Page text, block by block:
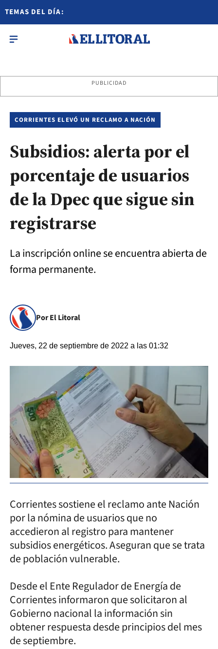
TEMAS DEL DÍA:
PUBLICIDAD
CORRIENTES ELEVÓ UN RECLAMO A NACIÓN
Subsidios: alerta por el
porcentaje de usuarios
de la Dpec que sigue sin
registrarse
La inscripción online se encuentra abierta de
forma permanente.
Por El Litoral
Jueves, 22 de septiembre de 2022 a las 01:32
Corrientes sostiene el reclamo ante Nación
por la nómina de usuarios que no
accedieron al registro para mantener
subsidios energéticos. Aseguran que se trata
de población vulnerable.
Desde el Ente Regulador de Energía de
Corrientes informaron que solicitaron al
Gobierno nacional la información sin
obtener respuesta desde principios del mes
de septiembre.